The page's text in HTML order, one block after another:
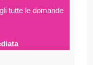
tutte le domande